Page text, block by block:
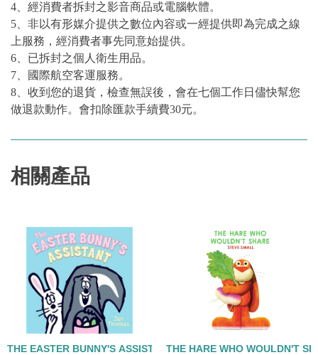
4、經消費者拆封之影音商品或電腦軟體。
5、非以有形媒介提供之數位內容或一經提供即為完成之線
上服務，經消費者事先同意始提供。
6、已拆封之個人衛生用品。
7、國際航空客運服務。
8、收到您的退貨，檢查無誤後，會在七個工作日儘快幫您
做退款動作。會扣除匯款手續費30元。
相關產品
THE EASTER BUNNY'S ASSISTANT/精裝THE HARE WHO WOULDN'T